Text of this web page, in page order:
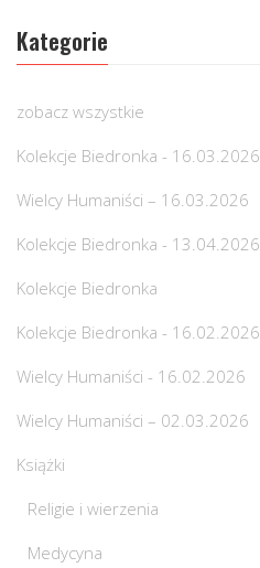
Kategorie
zobacz wszystkie
Kolekcje Biedronka - 16.03.2026
Wielcy Humaniści – 16.03.2026
Kolekcje Biedronka - 13.04.2026
Kolekcje Biedronka
Kolekcje Biedronka - 16.02.2026
Wielcy Humaniści - 16.02.2026
Wielcy Humaniści – 02.03.2026
Książki
Religie i wierzenia
Medycyna